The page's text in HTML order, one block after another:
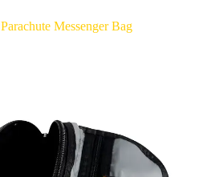
Parachute Messenger Bag